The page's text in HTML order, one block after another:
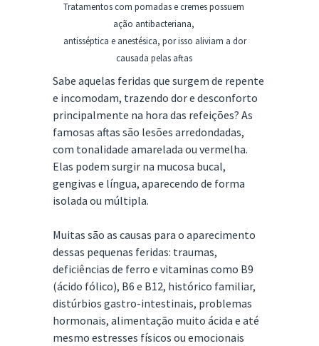
Tratamentos com pomadas e cremes possuem
ação antibacteriana,
antisséptica e anestésica, por isso aliviam a dor
causada pelas aftas
Sabe aquelas feridas que surgem de repente
e incomodam, trazendo dor e desconforto
principalmente na hora das refeições? As
famosas aftas são lesões arredondadas,
com tonalidade amarelada ou vermelha.
Elas podem surgir na mucosa bucal,
gengivas e língua, aparecendo de forma
isolada ou múltipla.
Muitas são as causas para o aparecimento
dessas pequenas feridas: traumas,
deficiências de ferro e vitaminas como B9
(ácido fólico), B6 e B12, histórico familiar,
distúrbios gastro-intestinais, problemas
hormonais, alimentação muito ácida e até
mesmo estresses físicos ou emocionais